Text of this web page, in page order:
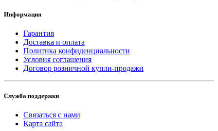
Информация
Гарантия
Доставка и оплата
Политика конфиденциальности
Условия соглашения
Договор розничной купли-продажи
Служба поддержки
Связаться с нами
Карта сайта